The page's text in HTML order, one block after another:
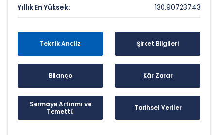
Yıllık En Yüksek: 130.90723743
Teknik Analiz Şirket Bilgileri
Bilanço Kâr Zarar
Sermaye Artırımı ve
Temettü
Tarihsel Veriler